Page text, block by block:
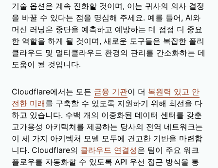
기술 옵션은 계속 진화할 것이며, 이는 귀사의 의사 결정
을 바꿀 수 있다는 점을 명심해 주세요. 예를 들어, AI와
머신 러닝은 중단을 예측하고 예방하는 데 점점 더 중요
한 역할을 하게 될 것이며, 새로운 도구들은 복잡한 폴리
클라우드 및 멀티클라우드 환경의 관리를 간소화하는 데
도움이 될 것입니다.
Cloudflare에서는 모든 금융 기관이 더 복원력 있고 안
전한 미래를 구축할 수 있도록 지원하기 위해 최선을 다
하고 있습니다. 수백 개의 이중화된 데이터 센터를 갖춘
고가용성 아키텍처를 제공하는 당사의 전역 네트워크는
이 세 가지 아키텍처 모델 모두에 견고한 기반을 마련합
니다. Cloudflare의 클라우드 연결성은 팀이 주요 워크
플로우를 자동화할 수 있도록 API 우선 접근 방식을 통